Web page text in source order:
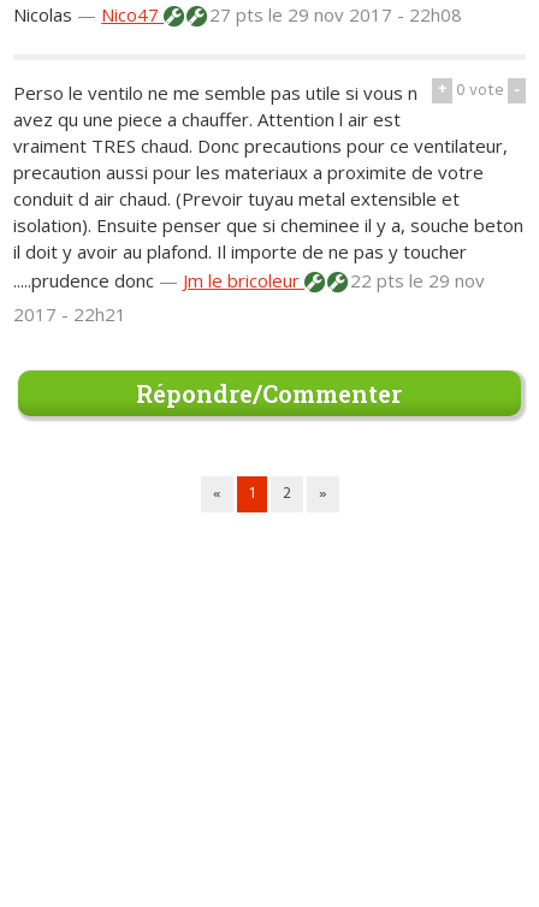
Nicolas — Nico47 27 ptsle 29 nov 2017 - 22h08
+ 0vote -
Perso le ventilo ne me semble pas utile si vous n
avez qu une piece a chauffer. Attention l air est
vraiment TRES chaud. Donc precautions pour ce ventilateur,
precaution aussi pour les materiaux a proximite de votre
conduit d air chaud. (Prevoir tuyau metal extensible et
isolation). Ensuite penser que si cheminee il y a, souche beton
il doit y avoir au plafond. Il importe de ne pas y toucher
.....prudence donc — Jm le bricoleur 22 ptsle 29 nov
2017 - 22h21
Répondre/Commenter
« 1 2 »